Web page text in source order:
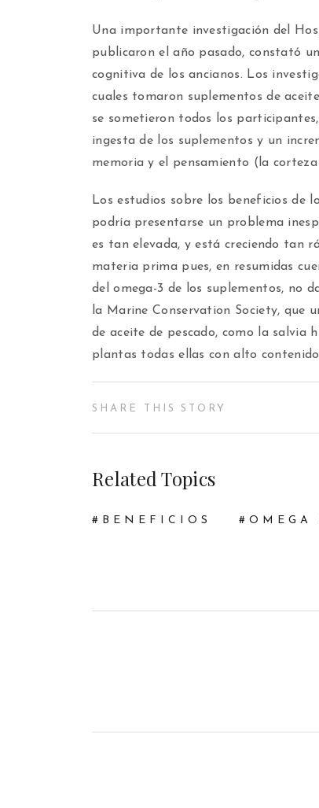
Una importante investigación del
publicaron el año pasado, constató
cognitiva de los ancianos. Los
cuales tomaron suplementos de
se sometieron todos los
ingesta de los suplementos y un
memoria y el pensamiento (la
Los estudios sobre los beneficios de
podría presentarse un problema
es tan elevada, y está creciendo tan
materia prima pues, en resumidas
del omega-3 de los suplementos, no
la Marine Conservation Society, que
de aceite de pescado, como la salvia
plantas todas ellas con alto
SHARE THIS STORY
Related Topics
BENEFICIOS OMEGA